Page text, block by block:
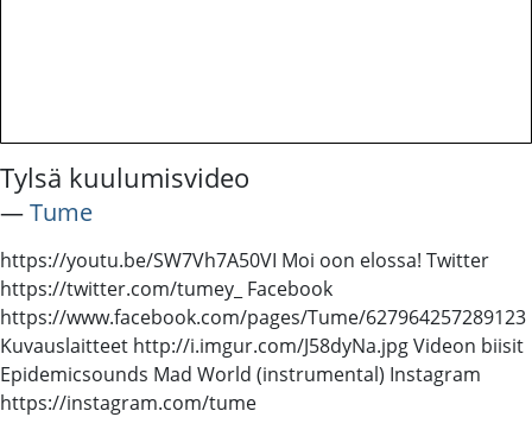
Tylsä kuulumisvideo
―Tume
https://youtu.be/SW7Vh7A50VI Moi oon elossa! Twitter
https://twitter.com/tumey_ Facebook
https://www.facebook.com/pages/Tume/627964257289123
Kuvauslaitteet http://i.imgur.com/J58dyNa.jpg Videon biisit
Epidemicsounds Mad World (instrumental) Instagram
https://instagram.com/tume